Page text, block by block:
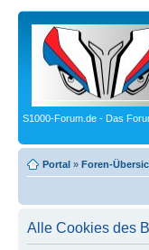
S1000-Forum.de - Das
Portal » Foren-
Alle Cookies des